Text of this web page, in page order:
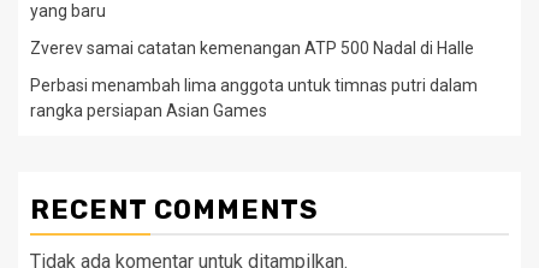
yang baru
Zverev samai catatan kemenangan ATP 500 Nadal di Halle
Perbasi menambah lima anggota untuk timnas putri dalam
rangka persiapan Asian Games
RECENT COMMENTS
Tidak ada komentar untuk ditampilkan.